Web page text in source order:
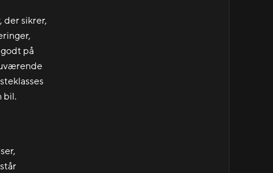
der sikrer,
på
bil.